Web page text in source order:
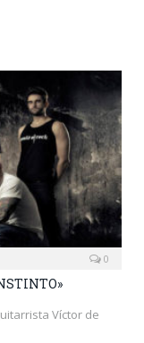
0
Víctor de